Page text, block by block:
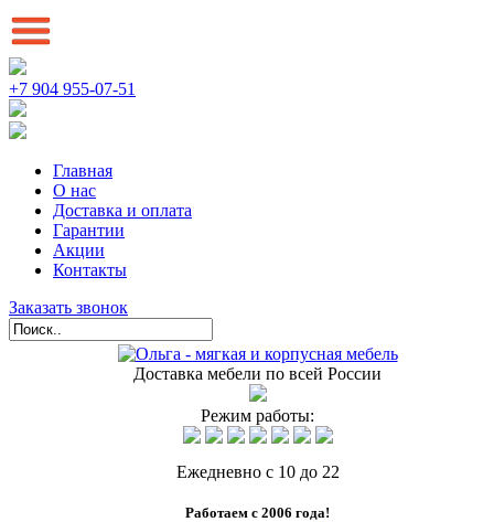
+7 904 955-07-51
Главная
О нас
Доставка и оплата
Гарантии
Акции
Контакты
Заказать звонок
Доставка мебели по всей России
Режим работы:
Ежедневно с 10 до 22
Работаем с 2006 года!